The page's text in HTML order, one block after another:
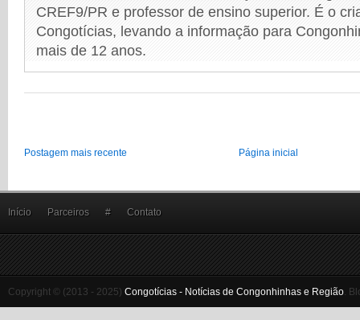
CREF9/PR e professor de ensino superior. É o
Congotícias, levando a informação para
mais de 12 anos.
Postagem mais recente Página inicial
Início Parceiros # Contato
Copyright © (2013 - 2025) Congotícias - Notícias de Congonhinhas e Região.